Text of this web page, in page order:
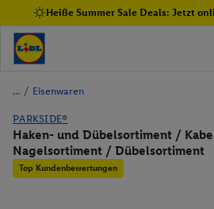
Heiße Summer Sale Deals: Jetzt
/ Eisenwaren
PARKSIDE®
Haken- und Dübelsortiment /
Nagelsortiment / Dübelsortiment
Top Kundenbewertungen